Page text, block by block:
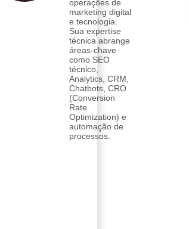
operações de
marketing digital
e tecnologia.
Sua expertise
técnica abrange
áreas-chave
como SEO
técnico,
Analytics, CRM,
Chatbots, CRO
(Conversion
Rate
Optimization) e
automação de
processos.